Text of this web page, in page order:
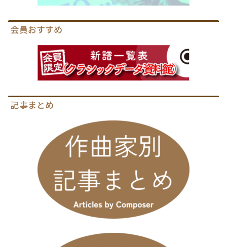
会員おすすめ
記事まとめ